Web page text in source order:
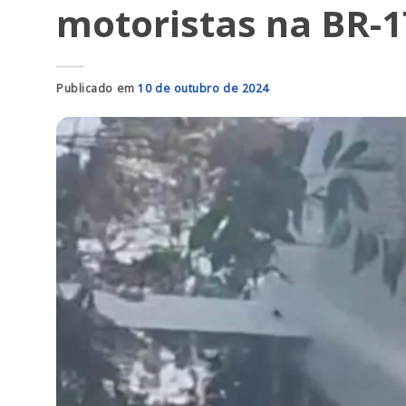
motoristas na BR-
Publicado em10 de outubro de 2024